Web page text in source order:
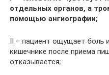
отдельных органов, а
помощью ангиографии;
II – пациент ощущает боль
кишечнике после приема
отказывается;